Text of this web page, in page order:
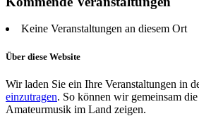
Keine Veranstaltungen an diesem Ort
Über diese Website
Wir laden Sie ein Ihre Veranstaltungen in
einzutragen. So können wir gemeinsam
Amateurmusik im Land zeigen.